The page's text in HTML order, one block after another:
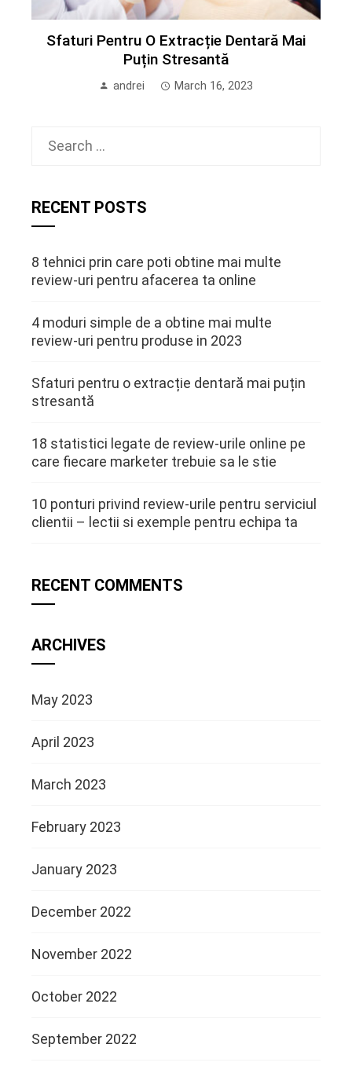
Sfaturi Pentru O Extracție Dentară Mai
Puțin Stresantă
andrei March 16, 2023
RECENT POSTS
8 tehnici prin care poti obtine mai multe
review-uri pentru afacerea ta online
4 moduri simple de a obtine mai multe
review-uri pentru produse in 2023
Sfaturi pentru o extracție dentară mai puțin
stresantă
18 statistici legate de review-urile online pe
care fiecare marketer trebuie sa le stie
10 ponturi privind review-urile pentru serviciul
clientii – lectii si exemple pentru echipa ta
RECENT COMMENTS
ARCHIVES
May 2023
April 2023
March 2023
February 2023
January 2023
December 2022
November 2022
October 2022
September 2022